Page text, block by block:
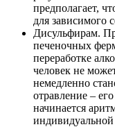
предполагает,
для зависимого
Дисульфирам.
печеночных
переработке
человек не
немедленно
отравление –
начинается